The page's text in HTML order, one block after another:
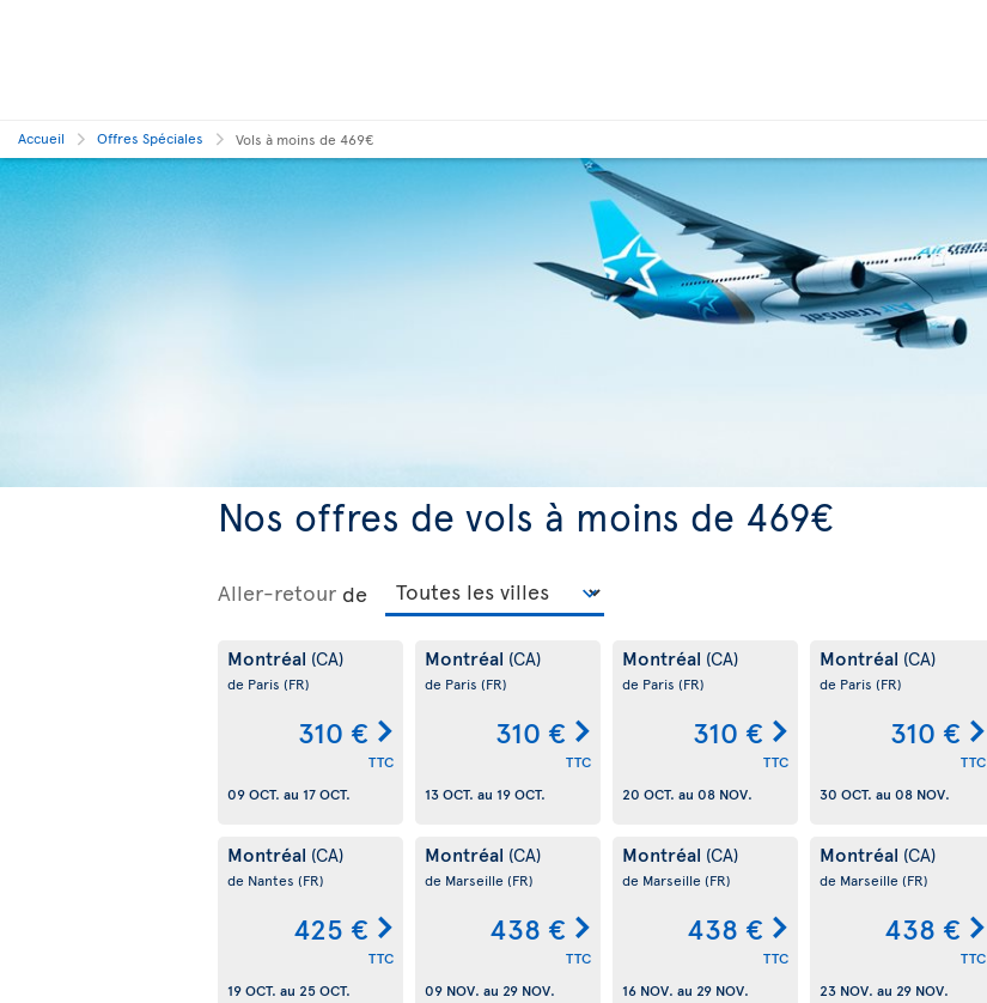
Accueil Offres Spéciales Vols à moins de 469€
Nos offres de vols à moins de 469€
Aller-retour de
Montréal (CA)
de Paris (FR)
310 €
TTC
09 OCT. au 17 OCT.
Montréal (CA)
de Paris (FR)
310 €
TTC
13 OCT. au 19 OCT.
Montréal (CA)
de Paris (FR)
310 €
TTC
20 OCT. au 08 NOV.
Montréal (CA)
de Paris (FR)
310 €
TTC
30 OCT. au 08 NOV.
Montréal (CA)
de Nantes (FR)
425 €
TTC
19 OCT. au 25 OCT.
Montréal (CA)
de Marseille (FR)
438 €
TTC
09 NOV. au 29 NOV.
Montréal (CA)
de Marseille (FR)
438 €
TTC
16 NOV. au 29 NOV.
Montréal (CA)
de Marseille (FR)
438 €
TTC
23 NOV. au 29 NOV.